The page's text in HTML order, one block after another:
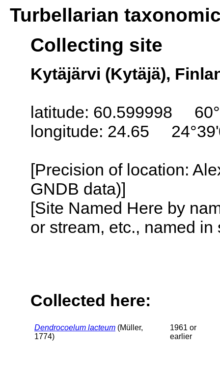
Turbellarian
Collecting site
Kytäjärvi (Kytäjä),
latitude: 60.599998
longitude: 24.65
[Precision of location:
GNDB data)]
[Site Named Here by
or stream, etc., named
Collected here:
Dendrocoelum lacteum (Müller,
1774)
1961 or
earlier